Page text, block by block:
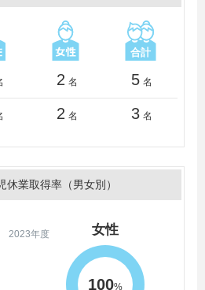
2 名 5 名
2 名 3 名
休業取得率（男女別）
2023年度 女性
100%